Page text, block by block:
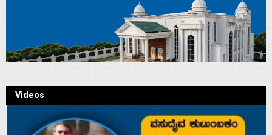
Videos